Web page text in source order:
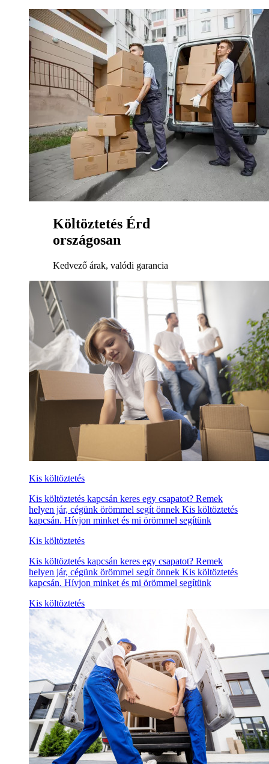
Költöztetés Érd
országosan
Kedvező árak, valódi garancia
Kis költöztetés
Kis költöztetés kapcsán keres egy csapatot? Remek
helyen jár, cégünk örömmel segít önnek Kis költöztetés
kapcsán. Hívjon minket és mi örömmel segítünk
Kis költöztetés
Kis költöztetés kapcsán keres egy csapatot? Remek
helyen jár, cégünk örömmel segít önnek Kis költöztetés
kapcsán. Hívjon minket és mi örömmel segítünk
Kis költöztetés